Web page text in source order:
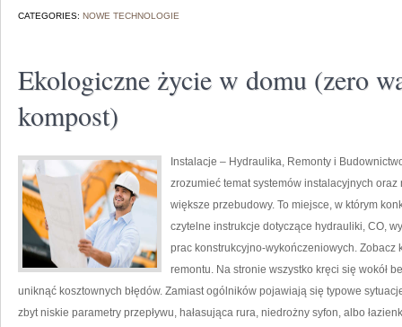
CATEGORIES: NOWE TECHNOLOGIE
Ekologiczne życie w domu (zero
kompost)
Instalacje – Hydraulika, Remonty i
zrozumieć temat systemów instalacyjnych
większe przebudowy. To miejsce, w którym
czytelne instrukcje dotyczące hydrauliki, CO,
prac konstrukcyjno-wykończeniowych. Zobacz
remontu. Na stronie wszystko kręci się wokół
uniknąć kosztownych błędów. Zamiast ogólników pojawiają się typowe
zbyt niskie parametry przepływu, hałasująca rura, niedrożny syfon, albo